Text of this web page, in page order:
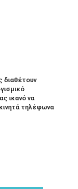
διαθέτουν
ικανό να
τηλέφωνα